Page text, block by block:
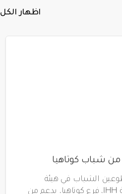
اظهار الكل
شباب كوتاهيا
الشباب في هيئة
الإغاثة الإنسانية IHH، فرع كوتاهيا، بدعم من